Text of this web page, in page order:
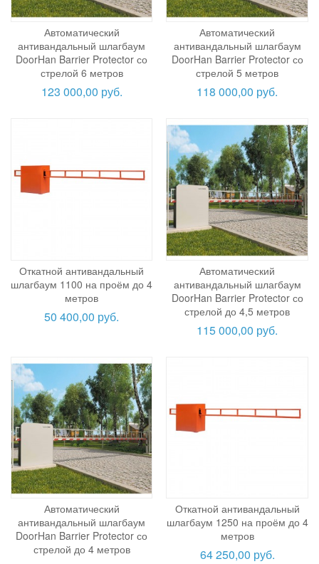
Автоматический
антивандальный шлагбаум
DoorHan Barrier Protector со
стрелой 6 метров
123 000,00 руб.
Автоматический
антивандальный шлагбаум
DoorHan Barrier Protector со
стрелой 5 метров
118 000,00 руб.
Откатной антивандальный
шлагбаум 1100 на проём до 4
метров
50 400,00 руб.
Автоматический
антивандальный шлагбаум
DoorHan Barrier Protector со
стрелой до 4,5 метров
115 000,00 руб.
Автоматический
антивандальный шлагбаум
DoorHan Barrier Protector со
стрелой до 4 метров
Откатной антивандальный
шлагбаум 1250 на проём до 4
метров
64 250,00 руб.